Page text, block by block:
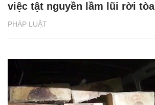
PHÁP LUẬT
việc tật nguyền lầm lũi rời tòa